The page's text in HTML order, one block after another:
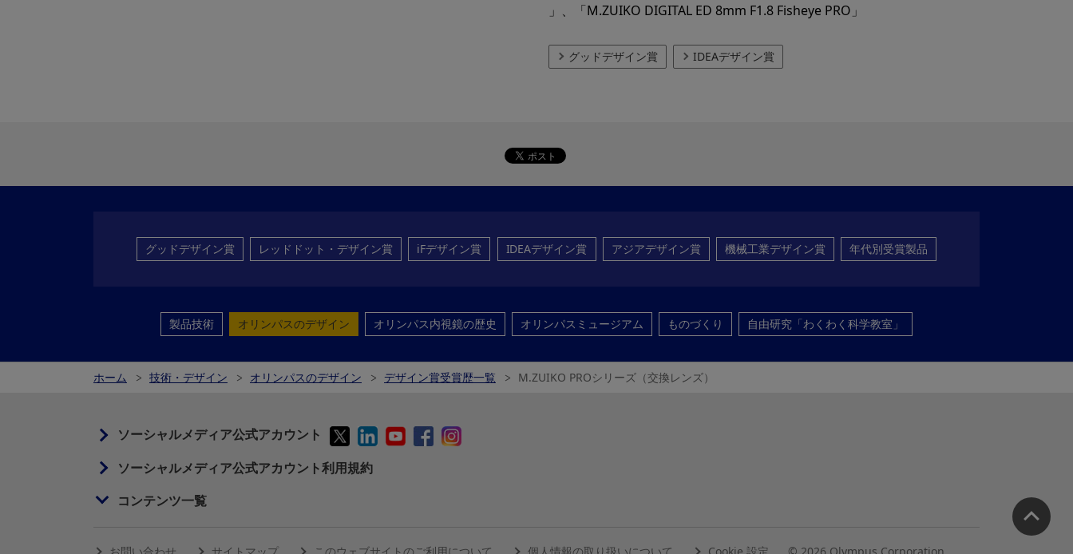
」、「M.ZUIKO DIGITAL ED 8mm F1.8 Fisheye PRO」
グッドデザイン賞 IDEAデザイン賞
グッドデザイン賞 レッドドット・デザイン賞 iFデザイン賞 IDEAデザイン賞 アジアデザイン賞 機械工業デザイン賞 年代別受賞製品
製品技術 オリンパスのデザイン オリンパス内視鏡の歴史 オリンパスミュージアム ものづくり 自由研究「わくわく科学教室」
ホーム 技術・デザイン オリンパスのデザイン デザイン賞受賞歴一覧 M.ZUIKO PROシリーズ（交換レンズ）
ソーシャルメディア公式アカウント
ソーシャルメディア公式アカウント利用規約
コンテンツ一覧